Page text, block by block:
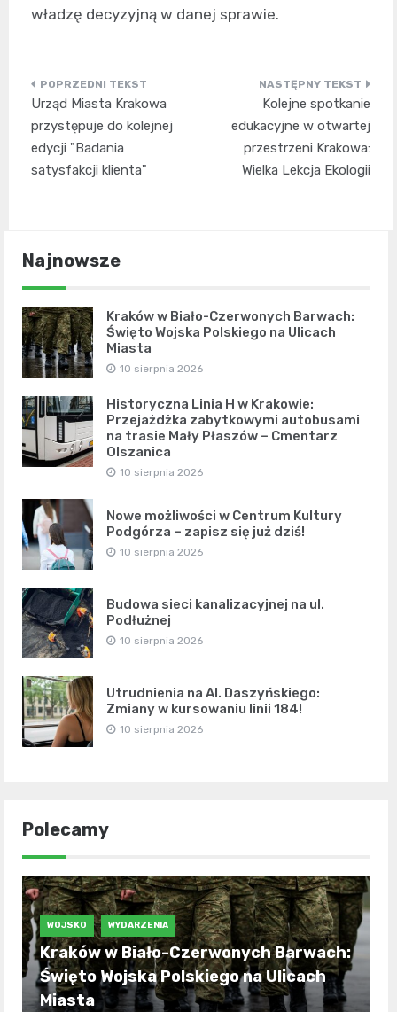
władzę decyzyjną w danej sprawie.
Nawigacja
wpisu
Urząd Miasta Krakowa
przystępuje do kolejnej
edycji "Badania
satysfakcji klienta"
Kolejne spotkanie
edukacyjne w otwartej
przestrzeni Krakowa:
Wielka Lekcja Ekologii
Najnowsze
Kraków w Biało-Czerwonych Barwach:
Święto Wojska Polskiego na Ulicach
Miasta
10 sierpnia 2026
Historyczna Linia H w Krakowie:
Przejażdżka zabytkowymi autobusami
na trasie Mały Płaszów – Cmentarz
Olszanica
10 sierpnia 2026
Nowe możliwości w Centrum Kultury
Podgórza – zapisz się już dziś!
10 sierpnia 2026
Budowa sieci kanalizacyjnej na ul.
Podłużnej
10 sierpnia 2026
Utrudnienia na Al. Daszyńskiego:
Zmiany w kursowaniu linii 184!
10 sierpnia 2026
Polecamy
WOJSKO WYDARZENIA
Kraków w Biało-Czerwonych Barwach:
Święto Wojska Polskiego na Ulicach
Miasta